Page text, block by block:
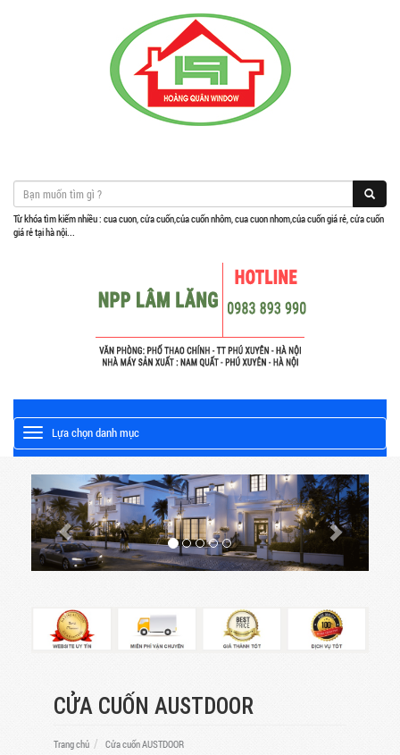
Từ khóa tìm kiếm nhiều : cua cuon, cửa cuốn,của cuốn nhôm, cua cuon nhom,của cuốn giá rẻ, cửa cuốn
giá rẻ tại hà nội...
ToggleLựa chọn danh mục
CỬA CUỐN AUSTDOOR
Trang chủ Cửa cuốn AUSTDOOR